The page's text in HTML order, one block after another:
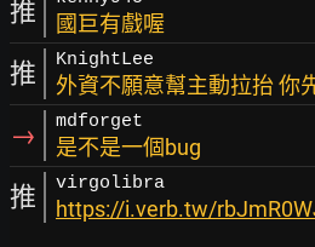
推 國巨有戲喔
推 KnightLee
外資不願意幫主動拉抬 你
→ mdforget
是不是一個bug
推 virgolibra
https://i.verb.tw/